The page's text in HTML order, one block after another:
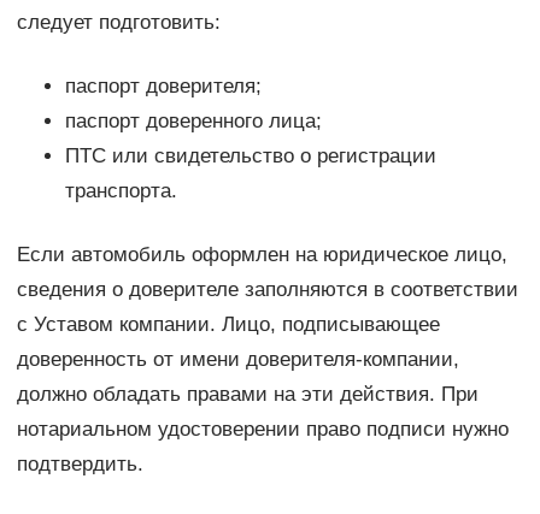
следует подготовить:
паспорт доверителя;
паспорт доверенного лица;
ПТС или свидетельство о регистрации
транспорта.
Если автомобиль оформлен на юридическое лицо,
сведения о доверителе заполняются в соответствии
с Уставом компании. Лицо, подписывающее
доверенность от имени доверителя-компании,
должно обладать правами на эти действия. При
нотариальном удостоверении право подписи нужно
подтвердить.